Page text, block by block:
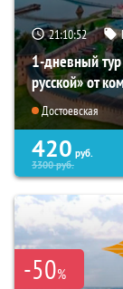
21:10:51
1-дневный
русской» от
Достоевская
420 руб.
3300руб.
-50%